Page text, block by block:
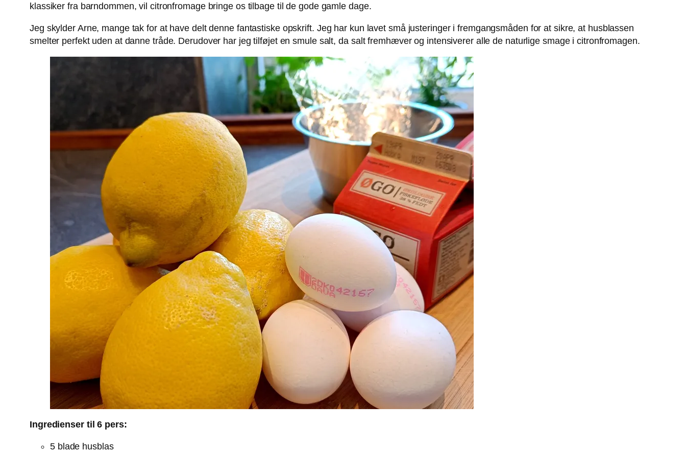
klassiker fra barndommen, vil citronfromage bringe os tilbage til de gode gamle dage.
Jeg skylder Arne, mange tak for at have delt denne fantastiske opskrift. Jeg har kun lavet små justeringer i fremgangsmåden for at sikre, at husblassen
smelter perfekt uden at danne tråde. Derudover har jeg tilføjet en smule salt, da salt fremhæver og intensiverer alle de naturlige smage i citronfromagen.
Ingredienser til 6 pers:
5 blade husblas